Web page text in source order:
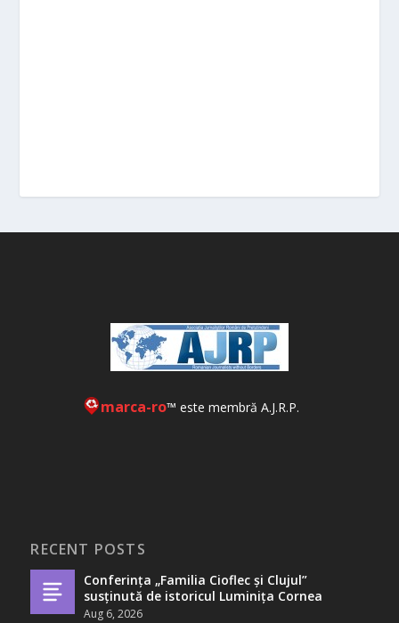
marca-ro™ este membră A.J.R.P.
RECENT POSTS
Conferința „Familia Cioflec și Clujul”
susținută de istoricul Luminița Cornea
Aug 6, 2026